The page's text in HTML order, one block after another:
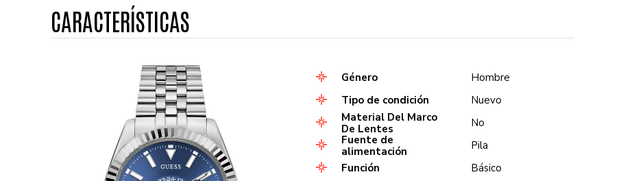
Género
Hombre
Tipo de condición
Nuevo
Material Del Marco
De Lentes
No
Fuente de
alimentación
Pila
Función
Básico